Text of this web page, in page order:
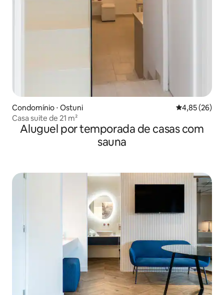
Condomínio ⋅ Ostuni 4,85 de uma
4,85 (26)
Casa suite de 21 m²
Aluguel por temporada de casas com
sauna